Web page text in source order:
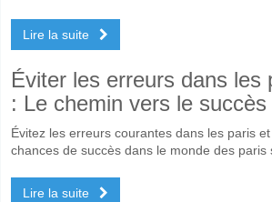
Lire la suite
Éviter les erreurs dans les
: Le chemin vers le succès
Évitez les erreurs courantes dans les paris
chances de succès dans le monde des paris
Lire la suite